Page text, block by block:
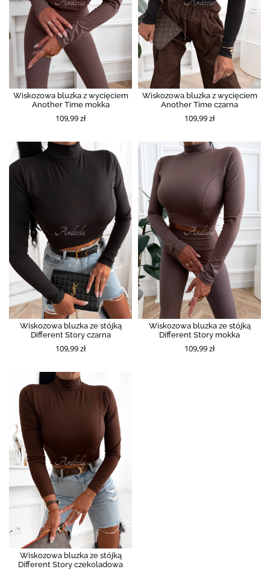
Wiskozowa bluzka z wycięciem
Another Time mokka
109,99 zł
Wiskozowa bluzka z wycięciem
Another Time czarna
109,99 zł
Wiskozowa bluzka ze stójką
Different Story czarna
109,99 zł
Wiskozowa bluzka ze stójką
Different Story mokka
109,99 zł
Wiskozowa bluzka ze stójką
Different Story czekoladowa